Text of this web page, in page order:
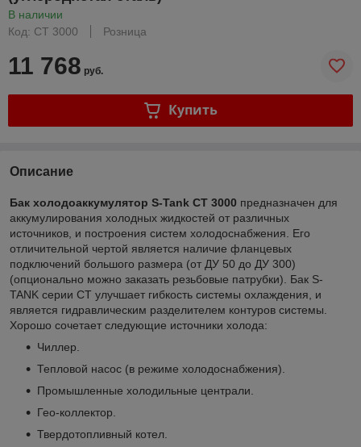
В наличии
Код: CT 3000
Розница
11 768 руб.
Купить
Описание
Бак холодоаккумулятор S-Tank CT 3000 предназначен для
аккумулирования холодных жидкостей от различных
источников, и построения систем холодоснабжения. Его
отличительной чертой является наличие фланцевых
подключений большого размера (от ДУ 50 до ДУ 300)
(опционально можно заказать резьбовые патрубки). Бак S-
TANK серии СT улучшает гибкость системы охлаждения, и
является гидравлическим разделителем контуров системы.
Хорошо сочетает следующие источники холода:
Чиллер.
Тепловой насос (в режиме холодоснабжения).
Промышленные холодильные централи.
Гео-коллектор.
Твердотопливный котел.